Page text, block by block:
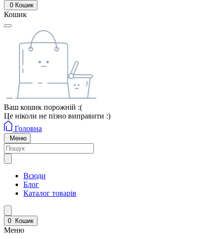
0 Кошик
Кошик
Ваш кошик порожній :(
Це ніколи не пізно виправити :)
Головна
Меню
Всюди
Блог
Каталог товарів
0 Кошик
Меню